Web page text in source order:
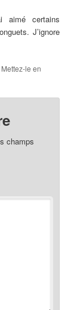
aimé certains
J’ignore
Mettez-le en
champs